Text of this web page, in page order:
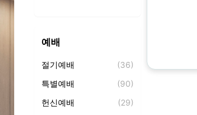
2000년대
2010년대 (146)
2020년대 (213)
예배
절기예배 (36)
특별예배 (90)
헌신예배 (29)